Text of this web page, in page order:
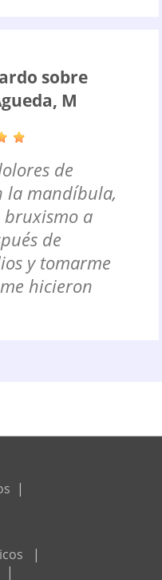
sobre
M
de
la mandíbula,
bruxismo a
de
y tomarme
hicieron
|
|
|